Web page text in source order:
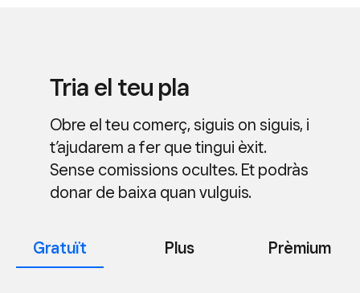
Transferències el següent dia feiner
Rebràs les transferències al teu compte
bancari el següent dia feiner.
Tria el teu pla
Obre el teu comerç, siguis on siguis, i
t’ajudarem a fer que tingui èxit.
Sense comissions ocultes. Et podràs
donar de baixa quan vulguis.
Gratuït Plus Prèmium